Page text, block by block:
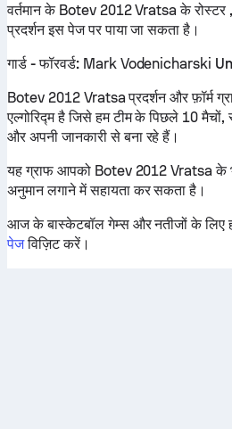
वर्तमान के Botev 2012 Vratsa के
प्रदर्शन इस पेज पर पाया जा सकता है।
गार्ड - फॉरवर्ड:Mark Vodenicharski
Botev 2012 Vratsa प्रदर्शन और फ़ॉर्म
एल्गोरिद्म है जिसे हम टीम के पिछले 10
और अपनी जानकारी से बना रहे हैं।
यह ग्राफ आपको Botev 2012 Vratsa के
अनुमान लगाने में सहायता कर सकता है।
आज के बास्केटबॉल गेम्स और नतीजों के लिए
पेजविज़िट करें।